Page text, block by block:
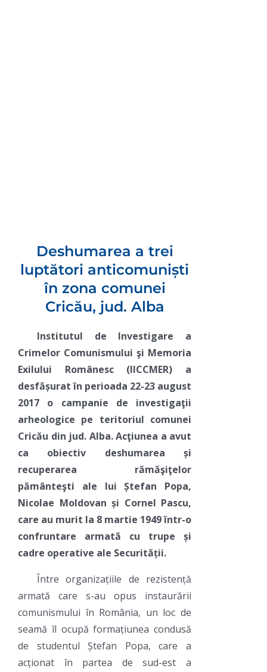
Deshumarea a trei
luptători anticomuniști
în zona comunei
Cricău, jud. Alba
Institutul de Investigare a
Crimelor Comunismului şi Memoria
Exilului Românesc (IICCMER) a
desfășurat în perioada 22-23 august
2017 o campanie de investigaţii
arheologice pe teritoriul comunei
Cricău din jud. Alba. Acţiunea a avut
ca obiectiv deshumarea și
recuperarea rămăşiţelor
pământeşti ale lui Ștefan Popa,
Nicolae Moldovan și Cornel Pascu,
care au murit la 8 martie 1949 într-o
confruntare armată cu trupe și
cadre operative ale Securității.
Între organizațiile de rezistență
armată care s-au opus instaurării
comunismului în România, un loc de
seamă îl ocupă formațiunea condusă
de studentul Ștefan Popa, care a
acționat în partea de sud-est a